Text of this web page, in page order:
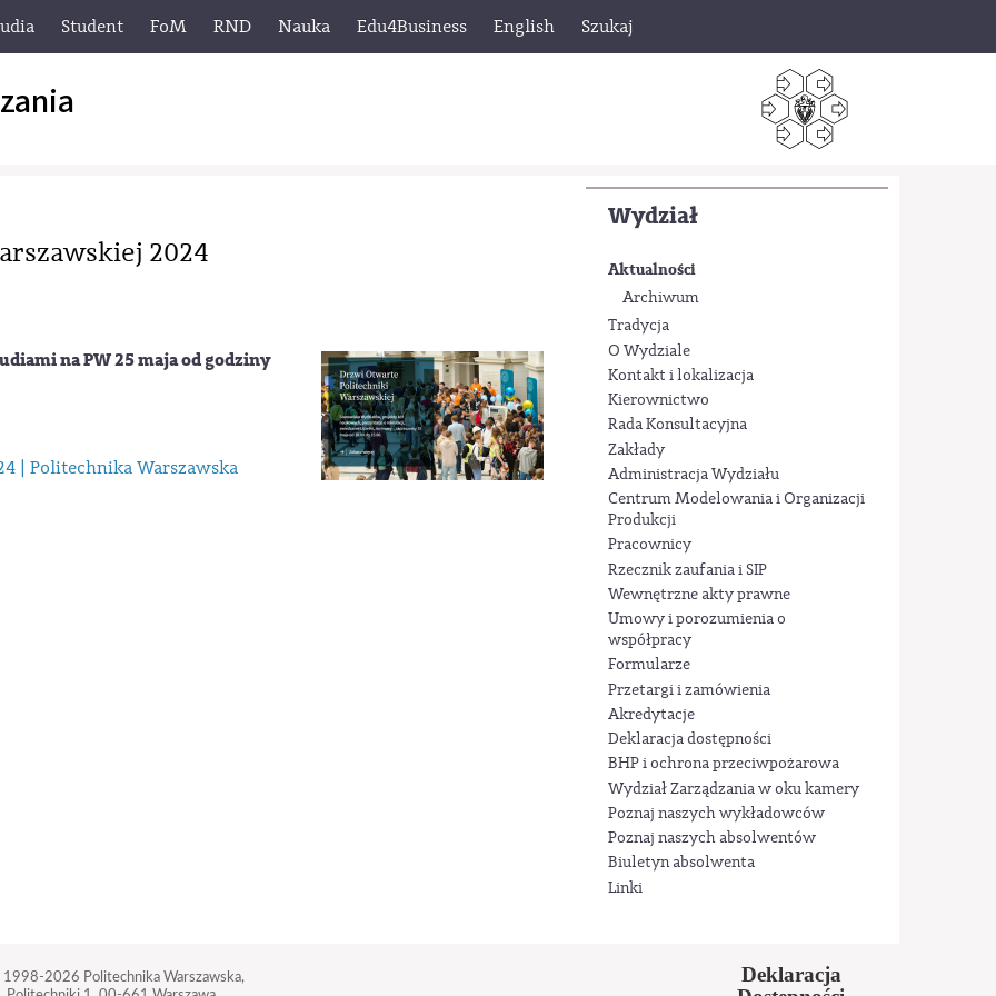
Student FoM RND Nauka Edu4Business English Szukaj
Wydział
Aktualności
Archiwum
Tradycja
O Wydziale
Kontakt i lokalizacja
Kierownictwo
Rada Konsultacyjna
Zakłady
Administracja Wydziału
Centrum Modelowania i Organizacji
Produkcji
Pracownicy
Rzecznik zaufania i SIP
Wewnętrzne akty prawne
Umowy i porozumienia o
współpracy
Formularze
Przetargi i zamówienia
Akredytacje
Deklaracja dostępności
BHP i ochrona przeciwpożarowa
Wydział Zarządzania w oku kamery
Poznaj naszych wykładowców
Poznaj naszych absolwentów
Biuletyn absolwenta
Linki
2024
na PW25 majaod godziny
| Politechnika Warszawska
2026 Politechnika Warszawska,
Deklaracja